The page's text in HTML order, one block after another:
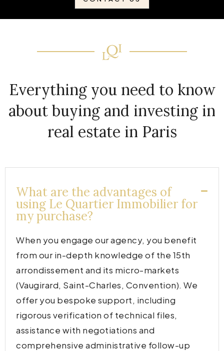
Everything you need to know
about buying and investing in
real estate in Paris
What are the advantages of
using Le Quartier Immobilier for
my purchase?
When you engage our agency, you benefit
from our in-depth knowledge of the 15th
arrondissement and its micro-markets
(Vaugirard, Saint-Charles, Convention). We
offer you bespoke support, including
rigorous verification of technical files,
assistance with negotiations and
comprehensive administrative follow-up